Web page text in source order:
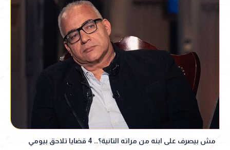
مش بيصرف على ابنه من مراته التانية؟.. 4 قضايا تلاحق بيومي